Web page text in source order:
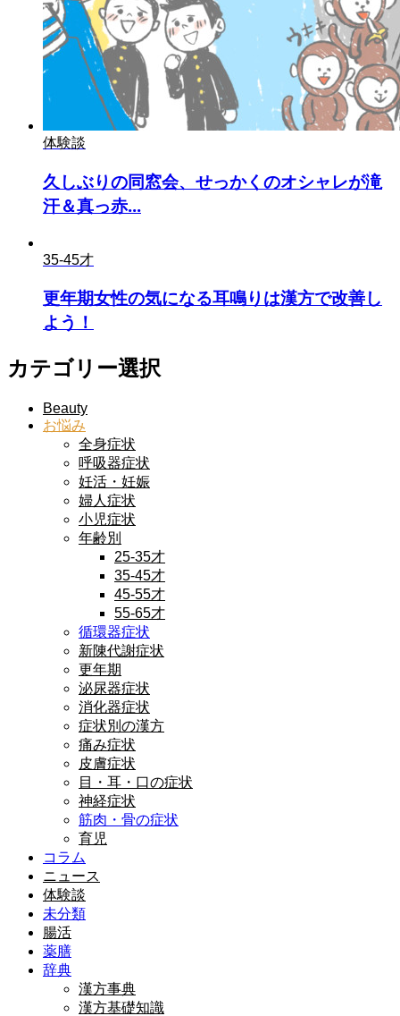
体験談
久しぶりの同窓会、せっかくのオシャレが滝
汗＆真っ赤...
35-45才
更年期女性の気になる耳鳴りは漢方で改善し
よう！
カテゴリー選択
Beauty
お悩み
全身症状
呼吸器症状
妊活・妊娠
婦人症状
小児症状
年齢別
25-35才
35-45才
45-55才
55-65才
循環器症状
新陳代謝症状
更年期
泌尿器症状
消化器症状
症状別の漢方
痛み症状
皮膚症状
目・耳・口の症状
神経症状
筋肉・骨の症状
育児
コラム
ニュース
体験談
未分類
腸活
薬膳
辞典
漢方事典
漢方基礎知識